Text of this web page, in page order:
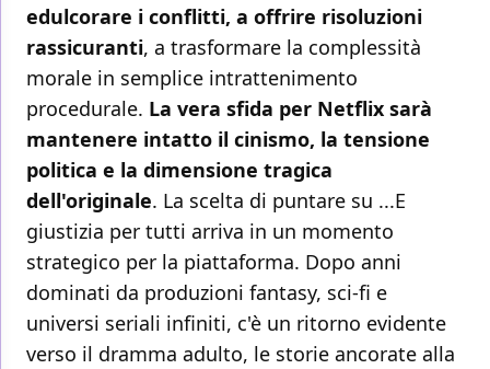
edulcorare i conflitti, a offrire risoluzioni
rassicuranti, a trasformare la complessità
morale in semplice intrattenimento
procedurale. La vera sfida per Netflix sarà
mantenere intatto il cinismo, la tensione
politica e la dimensione tragica
dell'originale. La scelta di puntare su ...E
giustizia per tutti arriva in un momento
strategico per la piattaforma. Dopo anni
dominati da produzioni fantasy, sci-fi e
universi seriali infiniti, c'è un ritorno evidente
verso il dramma adulto, le storie ancorate alla